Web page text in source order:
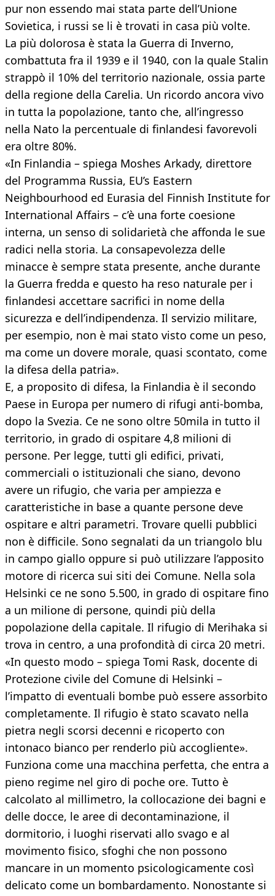
pur non essendo mai stata parte dell’Unione
Sovietica, i russi se li è trovati in casa più volte.
La più dolorosa è stata la Guerra di Inverno,
combattuta fra il 1939 e il 1940, con la quale Stalin
strappò il 10% del territorio nazionale, ossia parte
della regione della Carelia. Un ricordo ancora vivo
in tutta la popolazione, tanto che, all’ingresso
nella Nato la percentuale di finlandesi favorevoli
era oltre 80%.
«In Finlandia – spiega Moshes Arkady, direttore
del Programma Russia, EU’s Eastern
Neighbourhood ed Eurasia del Finnish Institute for
International Affairs – c’è una forte coesione
interna, un senso di solidarietà che affonda le sue
radici nella storia. La consapevolezza delle
minacce è sempre stata presente, anche durante
la Guerra fredda e questo ha reso naturale per i
finlandesi accettare sacrifici in nome della
sicurezza e dell’indipendenza. Il servizio militare,
per esempio, non è mai stato visto come un peso,
ma come un dovere morale, quasi scontato, come
la difesa della patria».
E, a proposito di difesa, la Finlandia è il secondo
Paese in Europa per numero di rifugi anti-bomba,
dopo la Svezia. Ce ne sono oltre 50mila in tutto il
territorio, in grado di ospitare 4,8 milioni di
persone. Per legge, tutti gli edifici, privati,
commerciali o istituzionali che siano, devono
avere un rifugio, che varia per ampiezza e
caratteristiche in base a quante persone deve
ospitare e altri parametri. Trovare quelli pubblici
non è difficile. Sono segnalati da un triangolo blu
in campo giallo oppure si può utilizzare l’apposito
motore di ricerca sui siti dei Comune. Nella sola
Helsinki ce ne sono 5.500, in grado di ospitare fino
a un milione di persone, quindi più della
popolazione della capitale. Il rifugio di Merihaka si
trova in centro, a una profondità di circa 20 metri.
«In questo modo – spiega Tomi Rask, docente di
Protezione civile del Comune di Helsinki –
l’impatto di eventuali bombe può essere assorbito
completamente. Il rifugio è stato scavato nella
pietra negli scorsi decenni e ricoperto con
intonaco bianco per renderlo più accogliente».
Funziona come una macchina perfetta, che entra a
pieno regime nel giro di poche ore. Tutto è
calcolato al millimetro, la collocazione dei bagni e
delle docce, le aree di decontaminazione, il
dormitorio, i luoghi riservati allo svago e al
movimento fisico, sfoghi che non possono
mancare in un momento psicologicamente così
delicato come un bombardamento. Nonostante si